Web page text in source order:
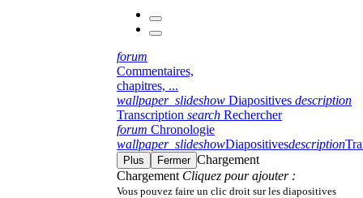
forum
Commentaires,
chapitres, ...
wallpaper_slideshow Diapositives description
Transcription search Rechercher
forum Chronologie
wallpaper_slideshowDiapositivesdescription
Plus Fermer Chargement
Chargement Cliquez pour ajouter :
Vous pouvez faire un clic droit sur les diapositives